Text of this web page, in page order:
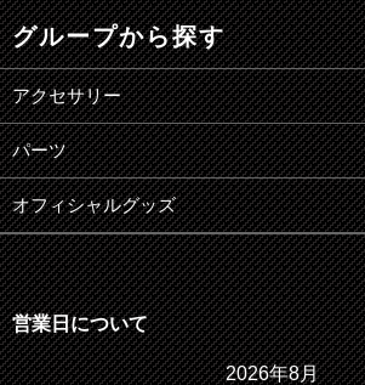
グループから探す
アクセサリー
パーツ
オフィシャルグッズ
営業日について
2026年8月